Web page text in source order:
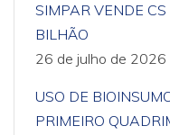
SIMPAR VENDE
BILHÃO
26 de julho de 2026
USO DE
PRIMEIRO